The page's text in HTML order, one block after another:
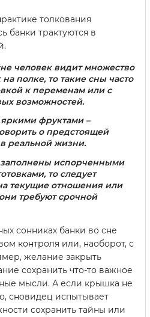
толкования
банки трактуются в
человек видит множество
полке, то такие сны часто
к переменам или с
возможностей.
фруктами –
о предстоящей
реальной жизни.
испорченными
то следует
текущие отношения или
требуют срочной
сонниках банки во сне
контроля или, наоборот, с
желание закрыть
сохранить что-то важное
мысли. А если крышка не
сновидец испытывает
сохранить тайны или